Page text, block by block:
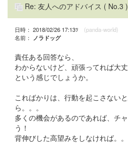
Re: 友人へのアドバイス ( No.3 )
日時： 2018/02/26 17:13ﾂ (panda-world)
名前： ノラドッグ
責任ある回答なら、
わからないけど、頑張ってれば大
という感じでしょうか。
こればかりは、行動を起こさない
ら。。。
多くの機会があるのであれば、チ
う！
背伸びした高望みをしなければ。